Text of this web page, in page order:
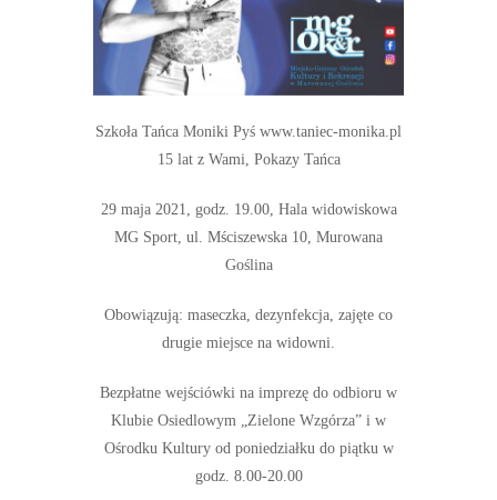
Szkoła Tańca Moniki Pyś www.taniec-monika.pl
15 lat z Wami, Pokazy Tańca
29 maja 2021, godz. 19.00, Hala widowiskowa
MG Sport, ul. Mściszewska 10, Murowana
Goślina
Obowiązują: maseczka, dezynfekcja, zajęte co
drugie miejsce na widowni.
Bezpłatne wejściówki na imprezę do odbioru w
Klubie Osiedlowym „Zielone Wzgórza” i w
Ośrodku Kultury od poniedziałku do piątku w
godz. 8.00-20.00